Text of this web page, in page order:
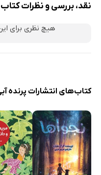
نقد، بررسی و نظرات
هیچ نظری برای
کتاب‌های انتشارات پرنده